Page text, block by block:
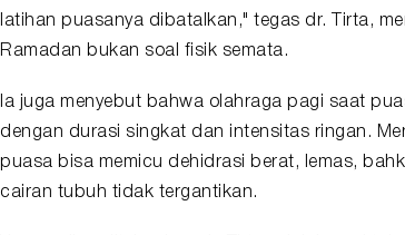
latihan puasanya dibatalkan," tegas dr. Tirta,
Ramadan bukan soal fisik semata.
Ia juga menyebut bahwa olahraga pagi saat
dengan durasi singkat dan intensitas ringan.
puasa bisa memicu dehidrasi berat, lemas,
cairan tubuh tidak tergantikan.